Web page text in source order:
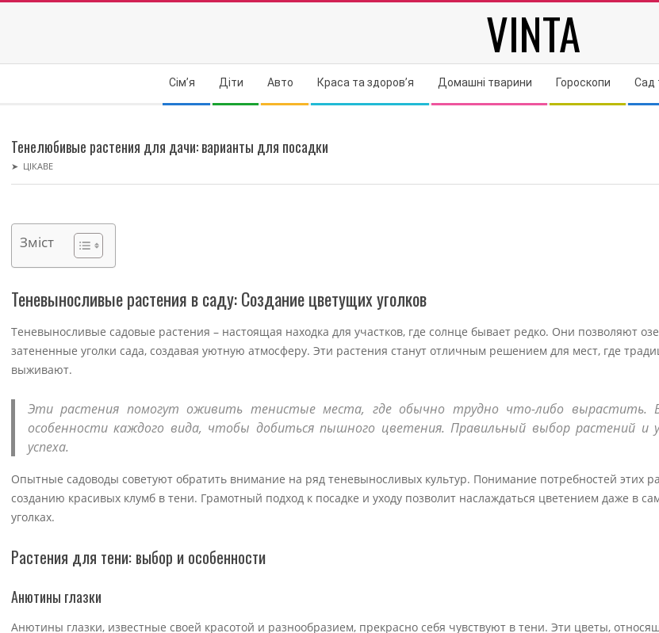
VINTA
Сім’я Діти Авто Краса та здоров’я Домашні тварини Гороскопи Сад
Тенелюбивые растения для дачи: варианты для посадки
➤ ЦІКАВЕ
Зміст
Теневыносливые растения в саду: Создание цветущих уголков
Теневыносливые садовые растения – настоящая находка для участков, где солнце бывает редко. Они позволяют
затененные уголки сада, создавая уютную атмосферу. Эти растения станут отличным решением для мест, где
выживают.
Эти растения помогут оживить тенистые места, где обычно трудно что-либо вырастить.
особенности каждого вида, чтобы добиться пышного цветения. Правильный выбор растений и
успеха.
Опытные садоводы советуют обратить внимание на ряд теневыносливых культур. Понимание потребностей этих
созданию красивых клумб в тени. Грамотный подход к посадке и уходу позволит наслаждаться цветением даже в
уголках.
Растения для тени: выбор и особенности
Анютины глазки
Анютины глазки, известные своей красотой и разнообразием, прекрасно себя чувствуют в тени. Эти цветы,